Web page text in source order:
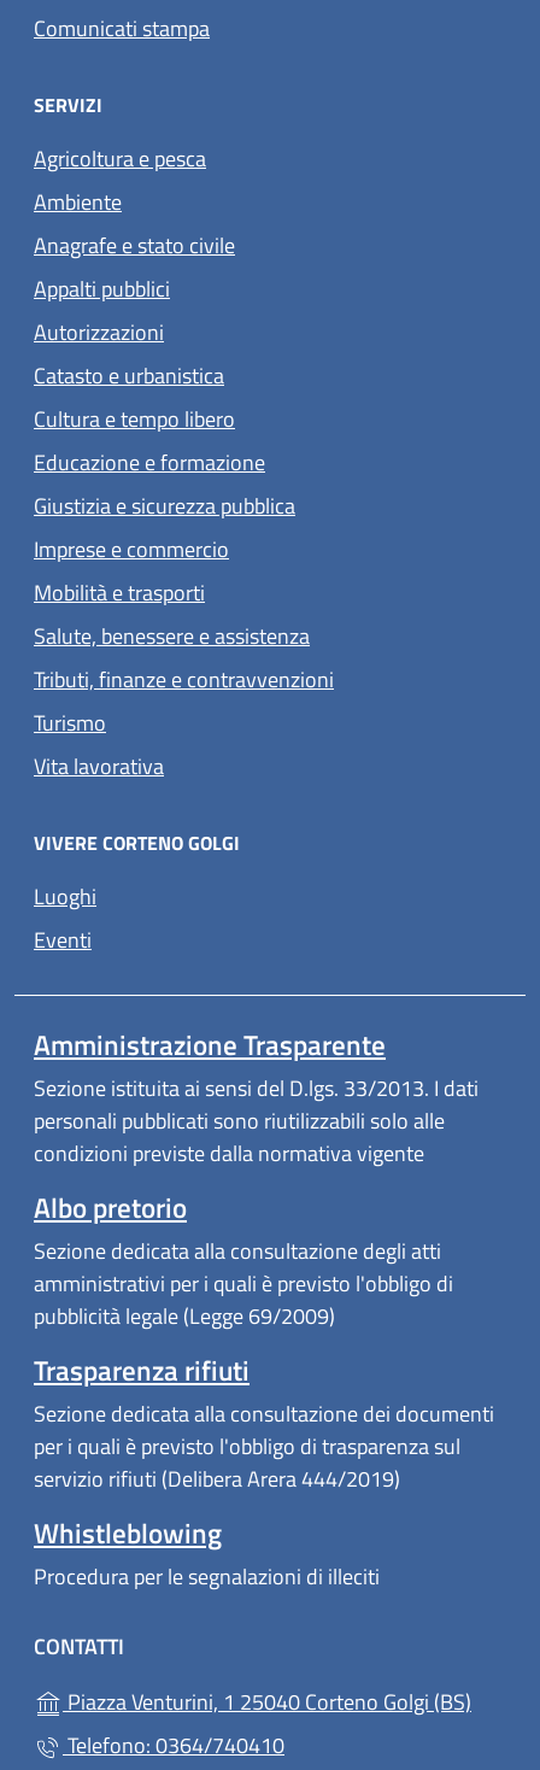
Comunicati stampa
SERVIZI
Agricoltura e pesca
Ambiente
Anagrafe e stato civile
Appalti pubblici
Autorizzazioni
Catasto e urbanistica
Cultura e tempo libero
Educazione e formazione
Giustizia e sicurezza pubblica
Imprese e commercio
Mobilità e trasporti
Salute, benessere e assistenza
Tributi, finanze e contravvenzioni
Turismo
Vita lavorativa
VIVERE CORTENO GOLGI
Luoghi
Eventi
Amministrazione Trasparente
Sezione istituita ai sensi del D.lgs. 33/2013. I dati
personali pubblicati sono riutilizzabili solo alle
condizioni previste dalla normativa vigente
Albo pretorio
Sezione dedicata alla consultazione degli atti
amministrativi per i quali è previsto l'obbligo di
pubblicità legale (Legge 69/2009)
Trasparenza rifiuti
Sezione dedicata alla consultazione dei documenti
per i quali è previsto l'obbligo di trasparenza sul
servizio rifiuti (Delibera Arera 444/2019)
Whistleblowing
Procedura per le segnalazioni di illeciti
CONTATTI
Piazza Venturini, 1 25040 Corteno Golgi (BS)
Telefono: 0364/740410